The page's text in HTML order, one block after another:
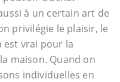
à un certain art de
privilégie le plaisir, le
est vrai pour la
maison. Quand on
individuelles en